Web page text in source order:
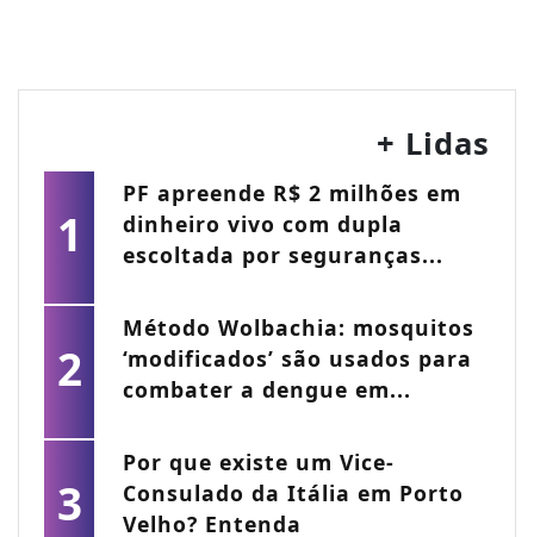
+ Lidas
1
PF apreende R$ 2 milhões em
dinheiro vivo com dupla
escoltada por seguranças...
2
Método Wolbachia: mosquitos
‘modificados’ são usados para
combater a dengue em...
3
Por que existe um Vice-
Consulado da Itália em Porto
Velho? Entenda